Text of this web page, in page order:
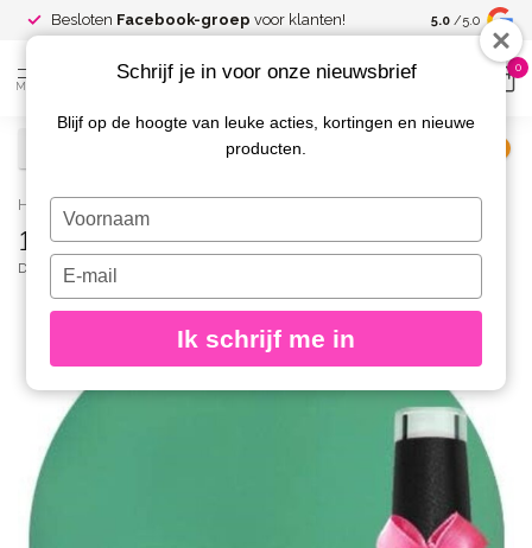
Besloten Facebook-groep voor klanten! Spaar voor
kortingen
5.0 /5.0
MENU
0
Home / 175 Gellak Dolce 10 ml.
175 Gellak Dolce 10 ml.
DIVA
Schrijf je in voor onze nieuwsbrief
Blijf op de hoogte van leuke acties, kortingen en nieuwe
producten.
Typ
je
naam
Typ
je
e-
in
Ik schrijf me in